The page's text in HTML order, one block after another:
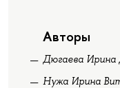
Авторы
Дюгаева
Нужа Ирина